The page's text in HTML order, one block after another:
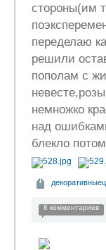
стороны(им
переделаю
решили
пополам с
немножко
над
блекло
8 комментариев